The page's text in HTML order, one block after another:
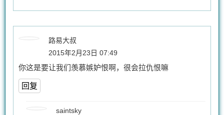
路易大叔
2015年2月23日 07:49
你这是要让我们羡慕嫉妒恨啊，很会拉仇恨嘛
回复
saintsky